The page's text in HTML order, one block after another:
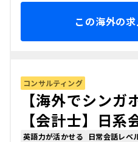
この海外の
コンサルティング
【海外でシンガ
【会計士】日系
英語力が活かせる
日常会話レベ